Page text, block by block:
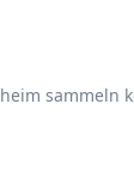
sammeln